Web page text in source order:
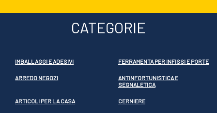
CATEGORIE
IMBALLAGGI E ADESIVI FERRAMENTA PER INFISSI E PORTE
ARREDO NEGOZI
ANTINFORTUNISTICA E
SEGNALETICA
ARTICOLI PER LA CASA CERNIERE